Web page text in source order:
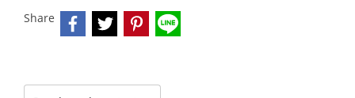
Share